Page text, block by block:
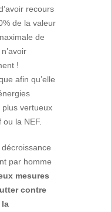
recours
de la valeur
de
!
afin qu’elle
plus vertueux
la NEF.
par homme
mesures
contre
la